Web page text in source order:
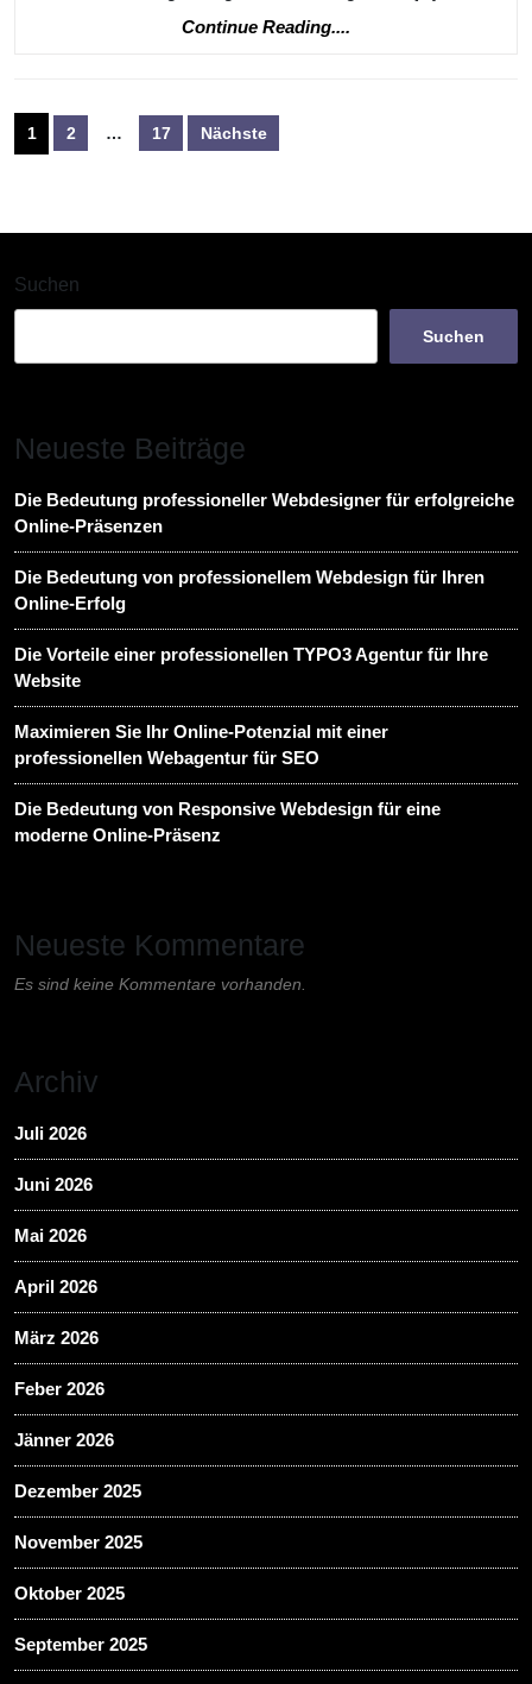
Continue Reading....
Seitennummerierung
der
1 2 … 17 Nächste
Suchen
Suchen
Neueste Beiträge
Die Bedeutung professioneller Webdesigner für erfolgreiche
Online-Präsenzen
Die Bedeutung von professionellem Webdesign für Ihren
Online-Erfolg
Die Vorteile einer professionellen TYPO3 Agentur für Ihre
Website
Maximieren Sie Ihr Online-Potenzial mit einer
professionellen Webagentur für SEO
Die Bedeutung von Responsive Webdesign für eine
moderne Online-Präsenz
Neueste Kommentare
Es sind keine Kommentare vorhanden.
Archiv
Juli 2026
Juni 2026
Mai 2026
April 2026
März 2026
Feber 2026
Jänner 2026
Dezember 2025
November 2025
Oktober 2025
September 2025